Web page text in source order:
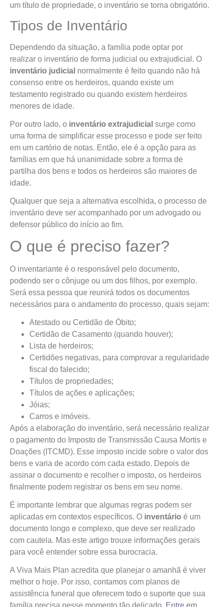
um título de propriedade, o inventário se torna obrigatório.
Tipos de Inventário
Dependendo da situação, a família pode optar por
realizar o inventário de forma judicial ou extrajudicial. O
inventário judicial normalmente é feito quando não há
consenso entre os herdeiros, quando existe um
testamento registrado ou quando existem herdeiros
menores de idade.
Por outro lado, o inventário extrajudicial surge como
uma forma de simplificar esse processo e pode ser feito
em um cartório de notas. Então, ele é a opção para as
famílias em que há unanimidade sobre a forma de
partilha dos bens e todos os herdeiros são maiores de
idade.
Qualquer que seja a alternativa escolhida, o processo de
inventário deve ser acompanhado por um advogado ou
defensor público do início ao fim.
O que é preciso fazer?
O inventariante é o responsável pelo documento,
podendo ser o cônjuge ou um dos filhos, por exemplo.
Será essa pessoa que reunirá todos os documentos
necessários para o andamento do processo, quais sejam:
Atestado ou Certidão de Óbito;
Certidão de Casamento (quando houver);
Lista de herdeiros;
Certidões negativas, para comprovar a regularidade
fiscal do falecido;
Títulos de propriedades;
Títulos de ações e aplicações;
Jóias;
Carros e imóveis.
Após a elaboração do inventário, será necessário realizar
o pagamento do Imposto de Transmissão Causa Mortis e
Doações (ITCMD). Esse imposto incide sobre o valor dos
bens e varia de acordo com cada estado. Depois de
assinar o documento e recolher o imposto, os herdeiros
finalmente podem registrar os bens em seu nome.
É importante lembrar que algumas regras podem ser
aplicadas em contextos específicos. O inventário é um
documento longo e complexo, que deve ser realizado
com cautela. Mas este artigo trouxe informações gerais
para você entender sobre essa burocracia.
A Viva Mais Plan acredita que planejar o amanhã é viver
melhor o hoje. Por isso, contamos com planos de
assistência funeral que oferecem todo o suporte que sua
família precisa nesse momento tão delicado. Entre em